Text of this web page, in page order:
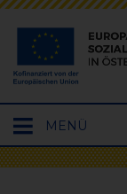
Hauptmenü
öffnen
MENÜ